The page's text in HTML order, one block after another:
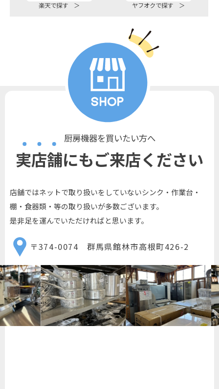
楽天で探す ＞ ヤフオクで探す ＞
厨房機器を買いたい方へ
実店舗にもご来店ください
店舗ではネットで取り扱いをしていないシンク・作業台・
棚・食器類・等の取り扱いが多数ございます。
是非足を運んでいただければと思います。
〒374-0074 群馬県館林市高根町426-2